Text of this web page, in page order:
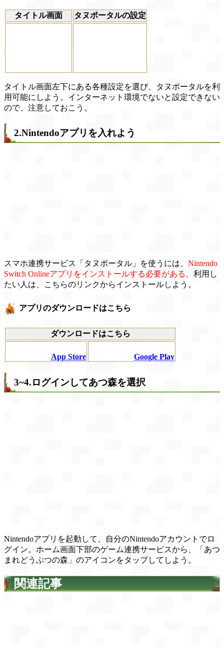
タイトル画面 タヌポータルの設定
タイトル画面左下にある各種設定を選び、タヌポータルを利
用可能にしよう。インターネット環境でないと設定できない
ので、注意しておこう。
2.Nintendoアプリを入れよう
スマホ連携サービス「タヌポータル」を使うには、 Nintendo
Switch Onlineアプリをインストールする必要がある。 利用し
たい人は、こちらのリンクからインストールしよう。
アプリのダウンロードはこちら
ダウンロードはこちら
App Store Google Play
3~4.ログインしてあつ森を選択
Nintendoアプリを起動して、自分のNintendoアカウントでロ
グイン。ホーム画面下部のゲーム連携サービスから、「あつ
まれどうぶつの森」のアイコンをタップしてしよう。
関連記事